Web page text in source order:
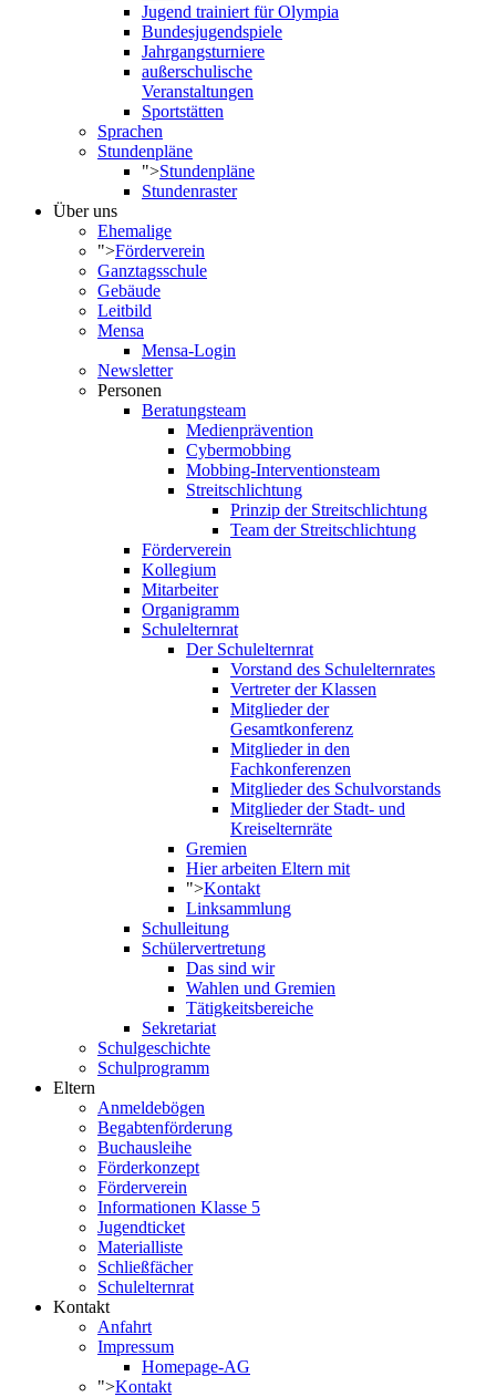
Jugend trainiert für Olympia
Bundesjugendspiele
Jahrgangsturniere
außerschulische
Veranstaltungen
Sportstätten
Sprachen
Stundenpläne
">Stundenpläne
Stundenraster
Über uns
Ehemalige
">Förderverein
Ganztagsschule
Gebäude
Leitbild
Mensa
Mensa-Login
Newsletter
Personen
Beratungsteam
Medienprävention
Cybermobbing
Mobbing-Interventionsteam
Streitschlichtung
Prinzip der Streitschlichtung
Team der Streitschlichtung
Förderverein
Kollegium
Mitarbeiter
Organigramm
Schulelternrat
Der Schulelternrat
Vorstand des Schulelternrates
Vertreter der Klassen
Mitglieder der
Gesamtkonferenz
Mitglieder in den
Fachkonferenzen
Mitglieder des Schulvorstands
Mitglieder der Stadt- und
Kreiselternräte
Gremien
Hier arbeiten Eltern mit
">Kontakt
Linksammlung
Schulleitung
Schülervertretung
Das sind wir
Wahlen und Gremien
Tätigkeitsbereiche
Sekretariat
Schulgeschichte
Schulprogramm
Eltern
Anmeldebögen
Begabtenförderung
Buchausleihe
Förderkonzept
Förderverein
Informationen Klasse 5
Jugendticket
Materialliste
Schließfächer
Schulelternrat
Kontakt
Anfahrt
Impressum
Homepage-AG
">Kontakt